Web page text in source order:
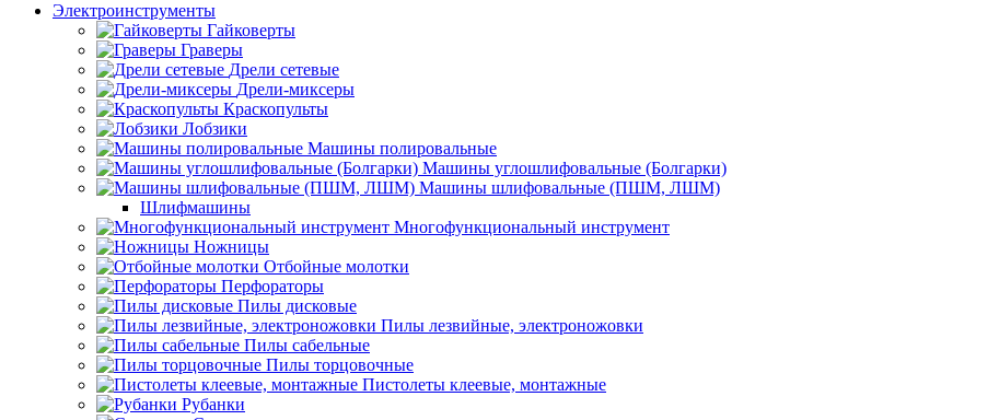
Электроинструменты
Гайковерты
Граверы
Дрели сетевые
Дрели-миксеры
Краскопульты
Лобзики
Машины полировальные
Машины углошлифовальные (Болгарки)
Машины шлифовальные (ПШМ, ЛШМ)
Шлифмашины
Многофункциональный инструмент
Ножницы
Отбойные молотки
Перфораторы
Пилы дисковые
Пилы лезвийные, электроножовки
Пилы сабельные
Пилы торцовочные
Пистолеты клеевые, монтажные
Рубанки